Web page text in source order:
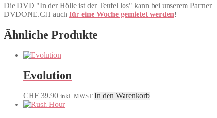
Die DVD "In der Hölle ist der Teufel los" kann bei unserem Partner
DVDONE.CH auch für eine Woche gemietet werden!
Ähnliche Produkte
Evolution
CHF 39.90 inkl. MWST In den Warenkorb